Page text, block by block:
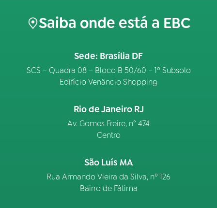
Saiba onde está a EBC
Sede: Brasília DF
SCS – Quadra 08 – Bloco B 50/60 – 1º Subsolo
Edifício Venâncio Shopping
Rio de Janeiro RJ
Av. Gomes Freire, n° 474
Centro
São Luís MA
Rua Armando Vieira da Silva, nº 126
Bairro de Fátima